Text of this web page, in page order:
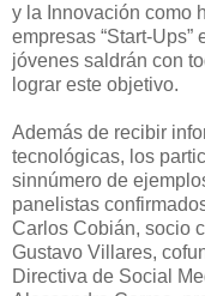
y la Innovación como
empresas “Start-Ups”
jóvenes saldrán con
lograr este objetivo.
Además de recibir
tecnológicas, los
sinnúmero de
panelistas
Carlos Cobián, socio c
Gustavo Villares,
Directiva de Social